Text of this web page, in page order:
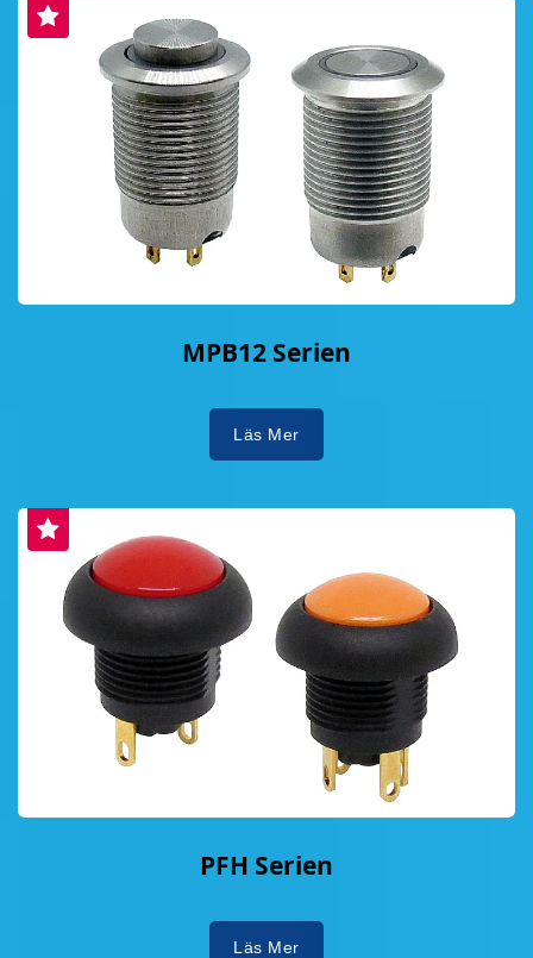
MPB12 Serien
Läs Mer
PFH Serien
Läs Mer